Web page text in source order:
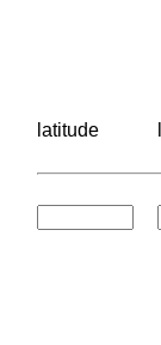
latitude